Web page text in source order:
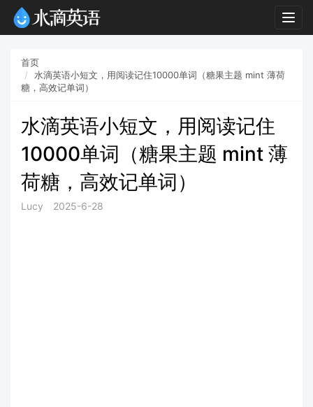
首页
水滴英语小短文，用阅读记住10000单词（糖果主题 mint 薄荷
糖，高效记单词）
水滴英语小短文，用阅读记住
10000单词（糖果主题 mint 薄
荷糖，高效记单词）
Lucy 2025-6-28